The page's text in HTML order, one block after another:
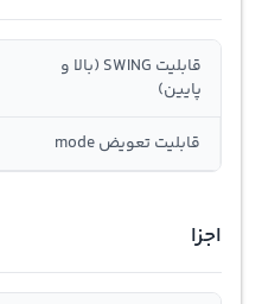
قابلیت SWING (بالا و
پایین)
قابلیت تعویض mode
اجزا